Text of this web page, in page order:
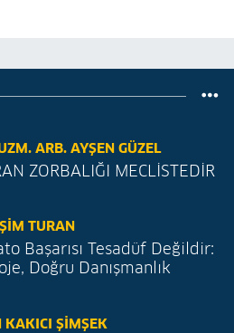
ARB. AYŞEN GÜZEL
ZORBALIĞI MECLİSTEDİR
TURAN
Başarısı Tesadüf Değildir:
Doğru Danışmanlık
KAKICI ŞIMŞEK